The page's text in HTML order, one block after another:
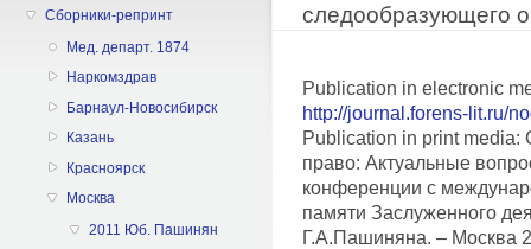
Сборники-репринт
Мед. департ. 1874
Наркомздрав
Барнаул-Новосибирск
Казань
Красноярск
Москва
2011 Юб. Пашинян
следообразующего
Publication in electronic
http://journal.forens-lit.ru/
Publication in print media:
право: Актуальные
конференции с
памяти Заслуженного
Г.А.Пашиняна. – Москва